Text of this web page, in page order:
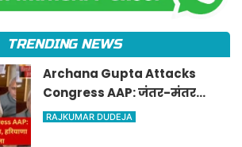
TRENDING NEWS
Archana Gupta Attacks
Congress AAP: जंतर-मंतर
प्रदर्शन को बताया प्रायोजित,
RAJKUMAR DUDEJA